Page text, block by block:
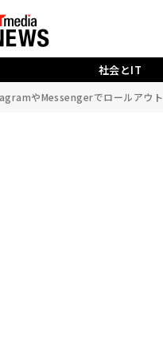
社会とIT
やMessengerでロールアウト